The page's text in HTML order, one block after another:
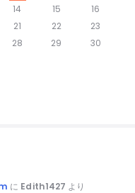
14 15
16
21 22
23
28 29
30
に Edith1427 より